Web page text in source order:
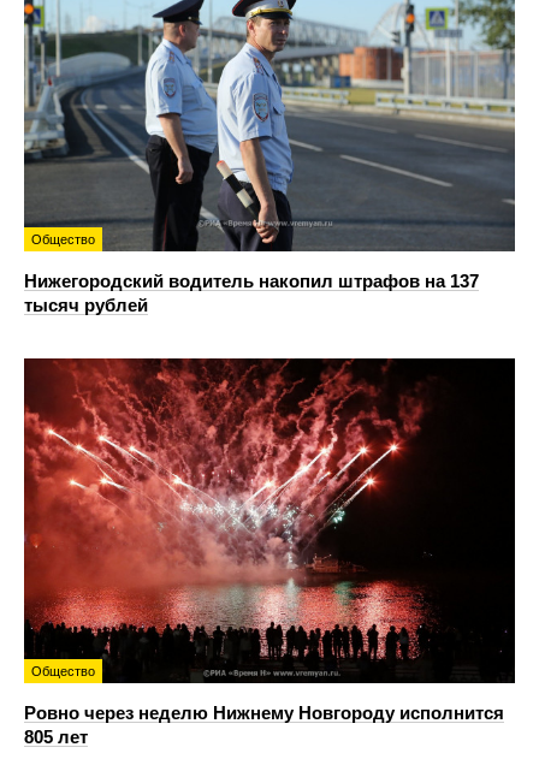
Общество
Нижегородский водитель накопил штрафов на 137
тысяч рублей
Общество
Ровно через неделю Нижнему Новгороду исполнится
805 лет